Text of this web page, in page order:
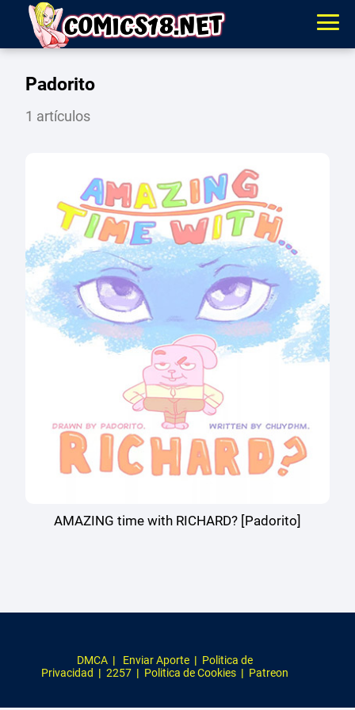
Padorito
1 artículos
AMAZING time with RICHARD? [Padorito]
DMCA | Enviar Aporte | Politica de
Privacidad | 2257 | Politica de Cookies | Patreon